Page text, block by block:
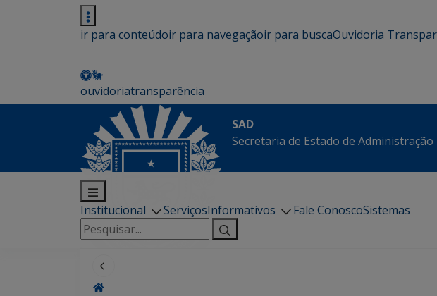
ir para conteúdoir para navegaçãoir para buscaOuvidoria
ouvidoriatransparência
SAD
Secretaria de Estado de Administração
Institucional ServiçosInformativos Fale ConoscoSistemas
Pesquisar
por: